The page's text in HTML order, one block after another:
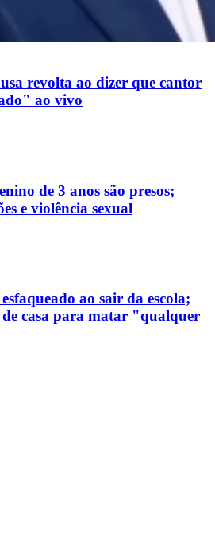
revolta ao dizer que cantor
ao vivo
de 3 anos são presos;
e violência sexual
ao sair da escola;
de casa para matar "qualquer